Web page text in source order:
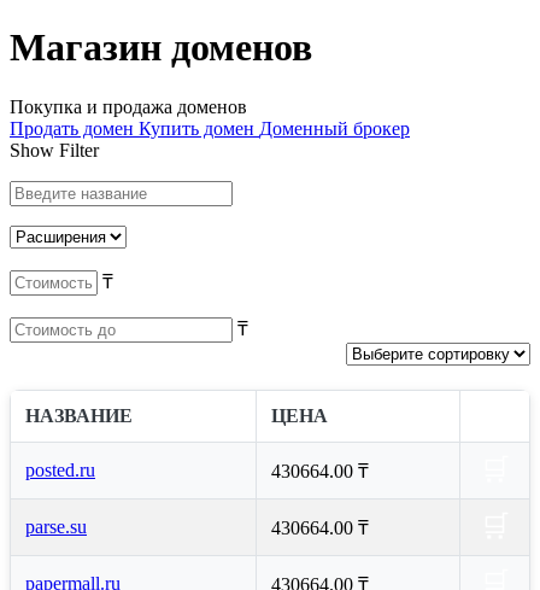
Магазин доменов
Покупка и продажа доменов
Продать домен Купить домен Доменный брокер
Show Filter
₸
₸
НАЗВАНИЕ ЦЕНА
posted.ru 430664.00 ₸
parse.su 430664.00 ₸
papermall.ru 430664.00 ₸